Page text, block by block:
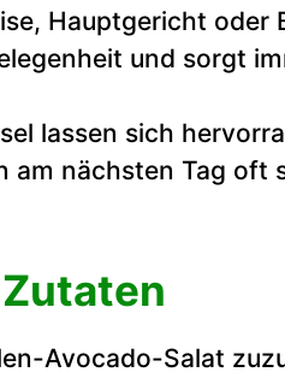
Hauptgericht oder
und sorgt
lassen sich
am nächsten Tag oft
Avocado-Salat